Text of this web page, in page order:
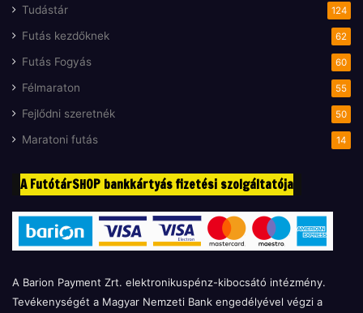
Tudástár 124
Futás kezdőknek 62
Futás Fogyás 60
Félmaraton 55
Fejlődni szeretnék 50
Maratoni futás 14
A FutótárSHOP bankkártyás fizetési szolgáltatója
A Barion Payment Zrt. elektronikuspénz-kibocsátó intézmény.
Tevékenységét a Magyar Nemzeti Bank engedélyével végzi a